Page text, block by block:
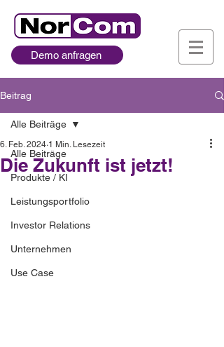
Demo anfragen
Beitrag
Alle Beiträge
Produkte / KI
Leistungsportfolio
Investor Relations
Unternehmen
Use Case
Alle Beiträge
Die Zukunft ist jetzt!
6. Feb. 2024 1 Min. Lesezeit